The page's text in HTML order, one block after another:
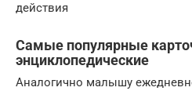
действия
Самые популярные
энциклопедические
Аналогично малышу